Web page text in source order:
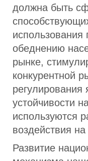
должна быть
обеднению
рынке,
конкурентной
регулирования
устойчивости
используются
воздействия
Развитие